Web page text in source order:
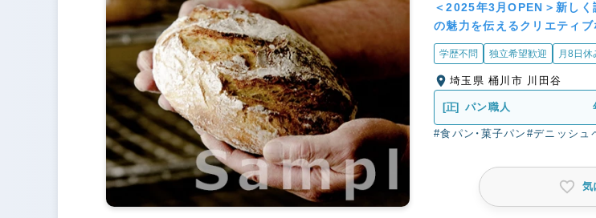
＜2025年3月OPEN＞新しく
の魅力を伝えるクリエティ
学歴不問 独立希望歓迎 月8日休
埼玉県 桶川市 川田谷
[正] パン職人
#食パン・菓子パン #デニッシュ
気